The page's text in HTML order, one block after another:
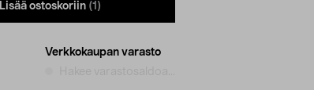
Lisää ostoskoriin (1)
Verkkokaupan varasto